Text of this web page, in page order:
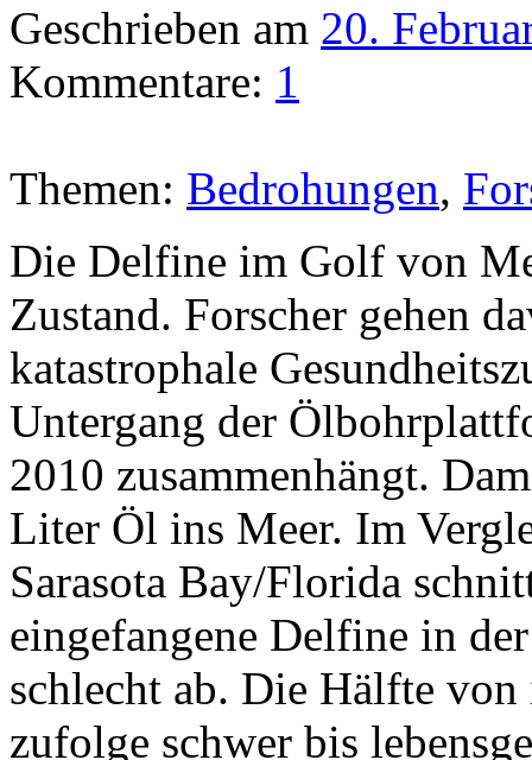
Geschrieben am 20.
Kommentare: 1
Themen: Bedrohungen,
Die Delfine im Golf von
Zustand. Forscher gehen
katastrophale
Untergang der
2010 zusammenhängt.
Liter Öl ins Meer. Im
Sarasota Bay/Florida
eingefangene Delfine in
schlecht ab. Die Hälfte
zufolge schwer bis